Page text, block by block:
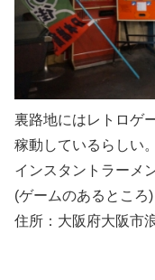
裏路地にはレトロゲ
稼動しているらしい。
インスタントラーメ
(ゲームのあるところ)
住所：大阪府大阪市